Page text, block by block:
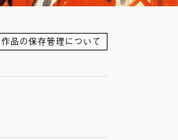
作品の保存管理について